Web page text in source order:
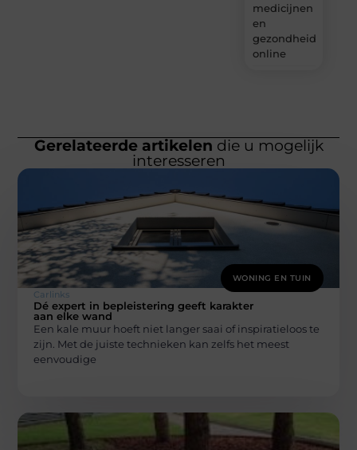
medicijnen
en
online
Gerelateerde artikelen die u mogelijk
interesseren
WONING EN TUIN
Carlinks
Dé expert in bepleistering geeft karakter
aan elke wand
Een kale muur hoeft niet langer saai of inspiratieloos te
zijn. Met de juiste technieken kan zelfs het meest
eenvoudige